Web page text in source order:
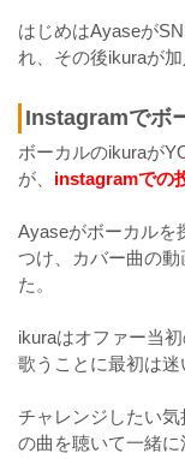
はじめはAyaseが
れ、その後ikuraが
Instagramでボ
ボーカルのikuraが
が、 instagramでの
Ayaseがボーカルを
つけ、カバー曲の
た。
ikuraはオファー当
歌うことに最初は迷
チャレンジしたい
の曲を聴いて一緒